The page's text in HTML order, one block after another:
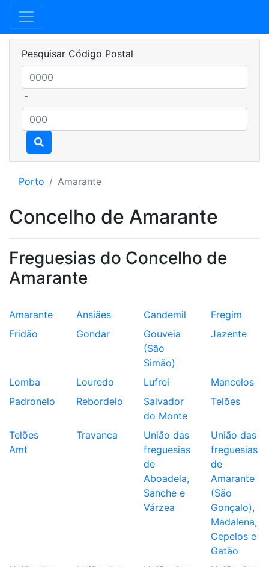
Pesquisar Código Postal
-
Porto Amarante
Concelho de Amarante
Freguesias do Concelho de
Amarante
Amarante Ansiães Candemil
Fregim
Fridão
Gondar
Gouveia
(São
Simão)
Jazente
Lomba Louredo Lufrei
Mancelos
Padronelo
Rebordelo
Salvador
do Monte
Telões
Telões
Amt
Travanca
União das
freguesias
de
Aboadela,
Sanche e
Várzea
União das
freguesias
de
Amarante
(São
Gonçalo),
Madalena,
Cepelos e
Gatão